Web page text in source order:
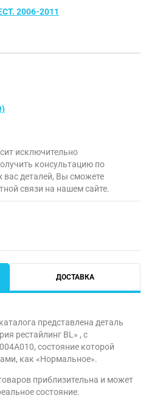
2006-2011
исключительно
консультацию по
деталей, Вы сможете
связи на нашем сайте.
ДОСТАВКА
представлена деталь
рестайлинг BL» , с
состояние которой
как «Нормальное».
приблизительна и может
состояние.